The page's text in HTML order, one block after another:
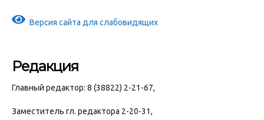
Версия сайта для слабовидящих
Редакция
Главный редактор: 8 (38822) 2-21-67,
Заместитель гл. редактора 2-20-31,